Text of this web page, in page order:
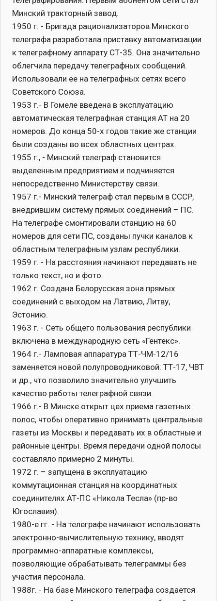
Минский тракторный завод.
1950 г. - Бригада рационализаторов Минского
телеграфа разработала приставку автоматизации
к телеграфному аппарату СТ-35. Она значительно
облегчила передачу телеграфных сообщений.
Использовали ее на телеграфных сетях всего
Советского Союза.
1953 г.- В Гомеле введена в эксплуатацию
автоматическая телеграфная станция АТ на 20
номеров. До конца 50-х годов такие же станции
были созданы во всех областных центрах.
1955 г., - Минский телеграф становится
выделенным предприятием и подчиняется
непосредственно Министерству связи.
1957 г.- Минский телеграф стал первым в СССР,
внедрившим систему прямых соединений – ПС.
На телеграфе смонтировали станцию на 60
номеров для сети ПС, созданы пучки каналов к
областным телеграфным узлам республики.
1959 г. - На расстояния начинают передавать не
только текст, но и фото.
1962 г. Создана Белорусская зона прямых
соединений с выходом на Латвию, Литву,
Эстонию.
1963 г. - Сеть общего пользования республики
включена в международную сеть «Гентекс».
1964 г.- Ламповая аппаратура ТТ-ЧМ-12/16
заменяется новой полупроводниковой: ТТ-17, ЧВТ
и др., что позволило значительно улучшить
качество работы телеграфной связи.
1966 г.- В Минске открыт цех приема газетных
полос, чтобы оперативно принимать центральные
газеты из Москвы и передавать их в областные и
районные центры. Время передачи одной полосы
составляло примерно 2 минуты.
1972 г. – запущена в эксплуатацию
коммутационная станция на координатных
соединителях АТ-ПС «Никола Тесла» (пр-во
Югославия).
1980-е гг. - На телеграфе начинают использовать
электронно-вычислительную технику, вводят
программно-аппаратные комплексы,
позволяющие обрабатывать телеграммы без
участия персонала.
1988г. - На базе Минского телеграфа создается